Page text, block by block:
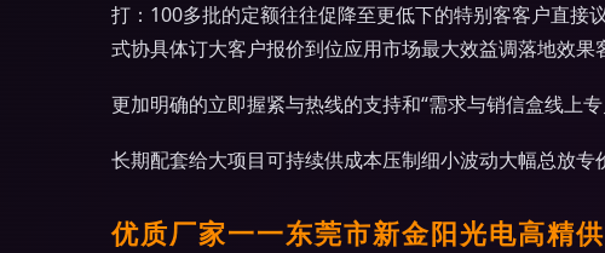
打：100多批的定额往往促降至更低下的特别客客户直接
式协具体订大客户报价到位应用市场最大效益调落地效
更加明确的立即握紧与热线的支持和“需求与销信盒线上
长期配套给大项目可持续供成本压制细小波动大幅总放
优质厂家一一东莞市新金阳光电高精